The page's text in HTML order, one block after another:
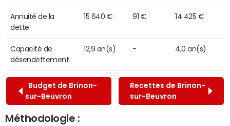
Annuité de la
dette
15 640 € 91 € 14 425 €
Capacité de
désendettement
12,9 an(s) - 4,0 an(s)
Budget de Brinon-
sur-Beuvron
Recettes de Brinon-
sur-Beuvron
Méthodologie :